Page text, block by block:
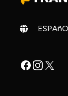
Cambiar
Facebook
Instagram
X